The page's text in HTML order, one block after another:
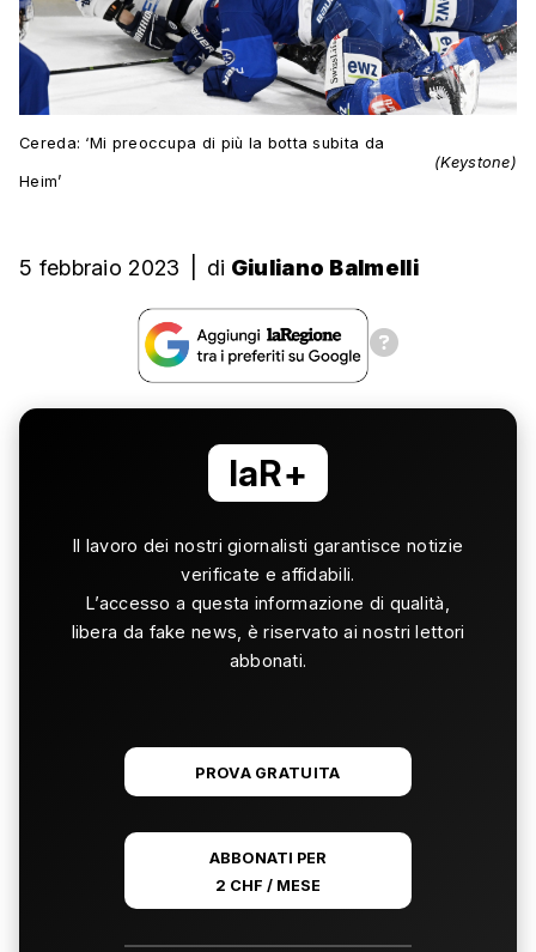
Cereda: ‘Mi preoccupa di più la botta subita da
Heim’
(Keystone)
5 febbraio 2023 di Giuliano Balmelli
laR+
Il lavoro dei nostri giornalisti garantisce notizie
verificate e affidabili.
L’accesso a questa informazione di qualità,
libera da fake news, è riservato ai nostri lettori
abbonati.
PROVA GRATUITA
ABBONATI PER
2 CHF / MESE